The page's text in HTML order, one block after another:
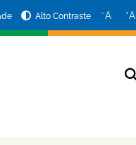
Alto Contraste −A +A